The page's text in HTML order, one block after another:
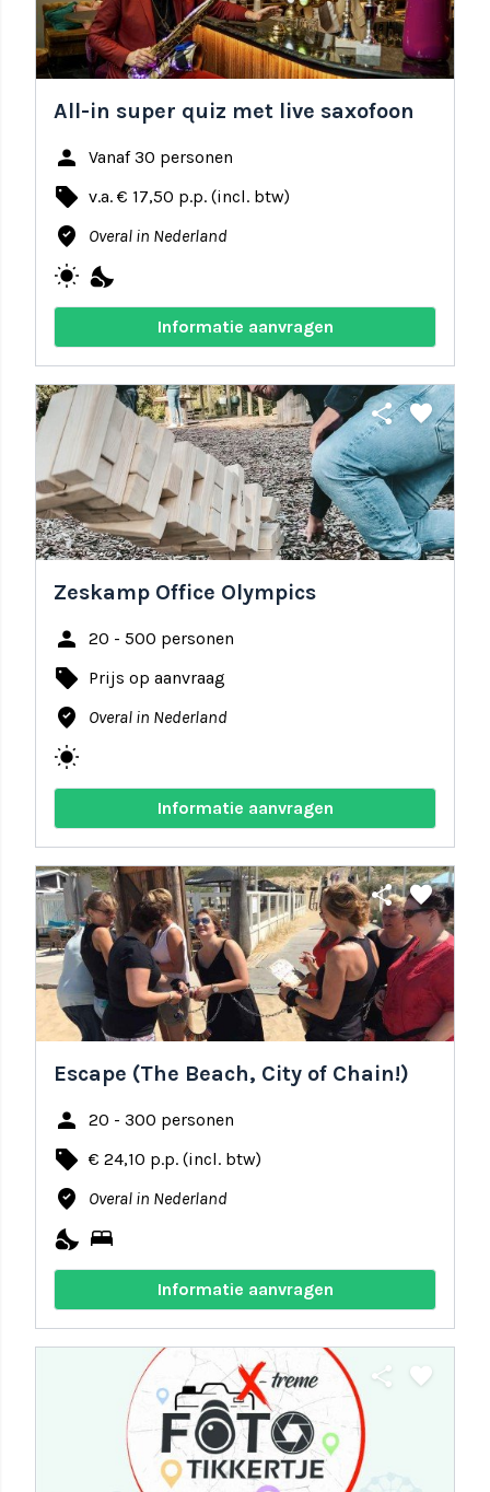
All-in super quiz met live saxofoon
person Vanaf 30 personen
local_offer v.a. € 17,50 p.p. (incl. btw)
where_to_vote Overal in Nederland
wb_sunny nights_stay
Informatie aanvragen
share favorite
Zeskamp Office Olympics
person 20 - 500 personen
local_offer Prijs op aanvraag
where_to_vote Overal in Nederland
wb_sunny
Informatie aanvragen
share favorite
Escape (The Beach, City of Chain!)
person 20 - 300 personen
local_offer € 24,10 p.p. (incl. btw)
where_to_vote Overal in Nederland
nights_stay bed
Informatie aanvragen
share favorite